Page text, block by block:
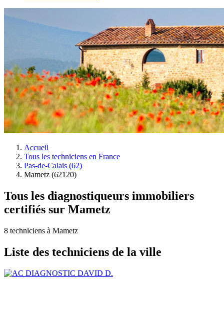
Accueil
Tous les techniciens en France
Pas-de-Calais (62)
Mametz (62120)
Tous les diagnostiqueurs immobiliers
certifiés sur Mametz
8 techniciens à Mametz
Liste des techniciens de la ville
DAVID D.